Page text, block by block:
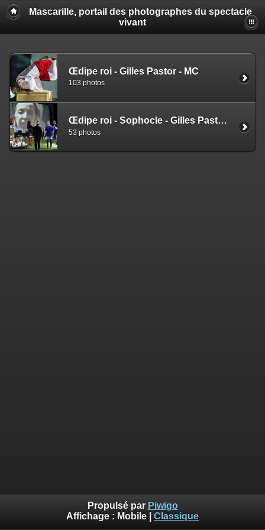
Mascarille, portail des photographes du spectacle
vivant
Œdipe roi - Gilles Pastor - MC
103 photos
Œdipe roi - Sophocle - Gilles Pastor - EZ
53 photos
Propulsé par Piwigo
Affichage : Mobile Classique